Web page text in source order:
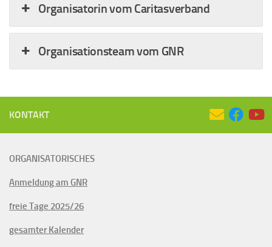
Organisatorin vom Caritasverband
Organisationsteam vom GNR
KONTAKT
ORGANISATORISCHES
Anmeldung am GNR
freie Tage 2025/26
gesamter Kalender